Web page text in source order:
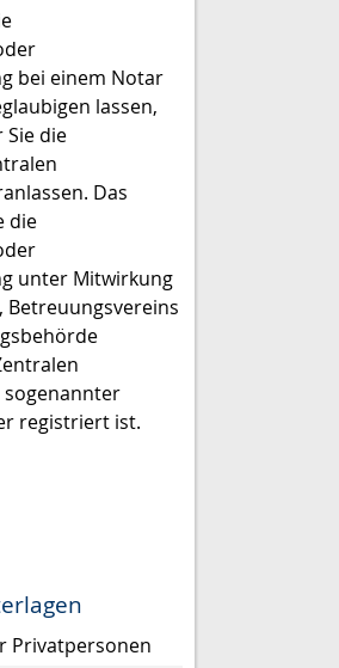
bei einem Notar
lassen,
Sie die
Das
die
unter Mitwirkung
Betreuungsvereins
registriert ist.
Privatpersonen